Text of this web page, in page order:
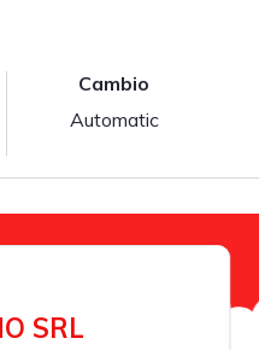
Cambio
Automatic
SRL